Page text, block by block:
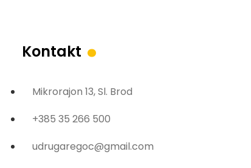
Kontakt .
Mikrorajon 13, Sl. Brod
+385 35 266 500
udrugaregoc@gmail.com